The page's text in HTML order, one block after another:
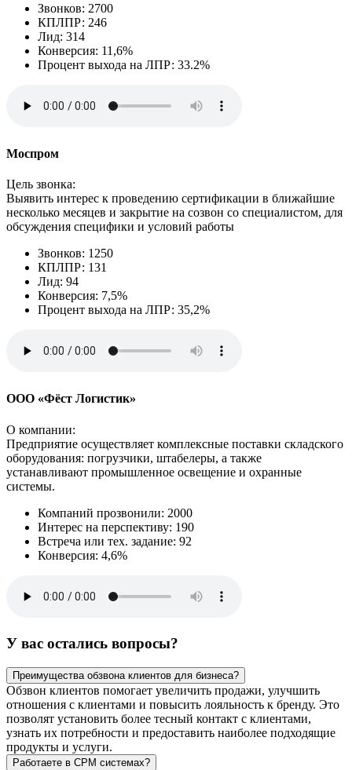
Звонков: 2700
КПЛПР: 246
Лид: 314
Конверсия: 11,6%
Процент выхода на ЛПР: 33.2%
Моспром
Цель звонка:
Выявить интерес к проведению сертификации в ближайшие
несколько месяцев и закрытие на созвон со специалистом, для
обсуждения специфики и условий работы
Звонков: 1250
КПЛПР: 131
Лид: 94
Конверсия: 7,5%
Процент выхода на ЛПР: 35,2%
ООО «Фёст Логистик»
О компании:
Предприятие осуществляет комплексные поставки складского
оборудования: погрузчики, штабелеры, а также
устанавливают промышленное освещение и охранные
системы.
Компаний прозвонили: 2000
Интерес на перспективу: 190
Встреча или тех. задание: 92
Конверсия: 4,6%
У вас остались вопросы?
Преимущества обзвона клиентов для бизнеса?
Обзвон клиентов помогает увеличить продажи, улучшить
отношения с клиентами и повысить лояльность к бренду. Это
позволят установить более тесный контакт с клиентами,
узнать их потребности и предоставить наиболее подходящие
продукты и услуги.
Работаете в СРМ системах?